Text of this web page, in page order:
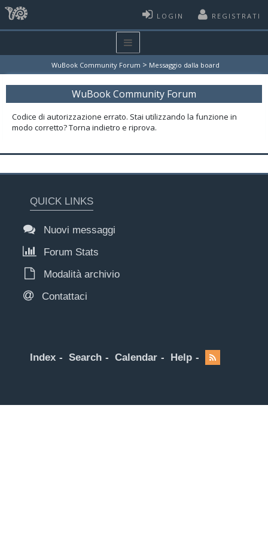
LOGIN REGISTRATI
WuBook Community Forum > Messaggio dalla board
WuBook Community Forum
Codice di autorizzazione errato. Stai utilizzando la funzione in
modo corretto? Torna indietro e riprova.
QUICK LINKS
Nuovi messaggi
Forum Stats
Modalità archivio
Contattaci
Index Search Calendar Help